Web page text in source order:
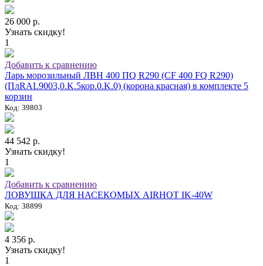
26 000 р.
Узнать скидку!
1
Добавить к сравнению
Ларь морозильный ЛВН 400 ПQ R290 (СF 400 FQ R290)
(ПлRAL9003,0.K.5кор.0.K.0) (корона красная) в комплекте 5
корзин
Код: 39803
44 542 р.
Узнать скидку!
1
Добавить к сравнению
ЛОВУШКА ДЛЯ НАСЕКОМЫХ AIRHOT IK-40W
Код: 38899
4 356 р.
Узнать скидку!
1